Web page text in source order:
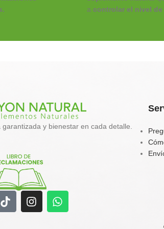
de Arco y
Tiburón)
con Vitamina C
una fijación y una
profunda.
jengibre potenciados
negra para una
garantizada.
acontrolar el nivel de
digestión.
y bienestar en cada detalle.